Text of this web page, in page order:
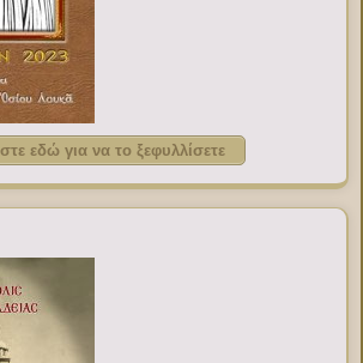
εδώ για να το ξεφυλλίσετε